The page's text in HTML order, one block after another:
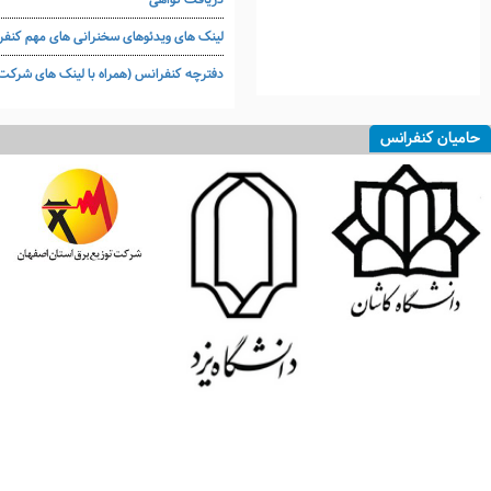
لینک های ویدئوهای سخنرانی های مهم
دفترچه کنفرانس (همراه با لینک های
حامیان کنفرانس